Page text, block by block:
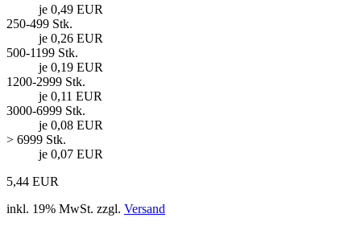
je 0,49 EUR
250-499 Stk.
je 0,26 EUR
500-1199 Stk.
je 0,19 EUR
1200-2999 Stk.
je 0,11 EUR
3000-6999 Stk.
je 0,08 EUR
> 6999 Stk.
je 0,07 EUR
5,44 EUR
inkl. 19% MwSt. zzgl. Versand